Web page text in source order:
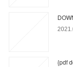
{pdf